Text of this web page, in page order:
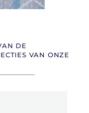
DE
VAN ONZE